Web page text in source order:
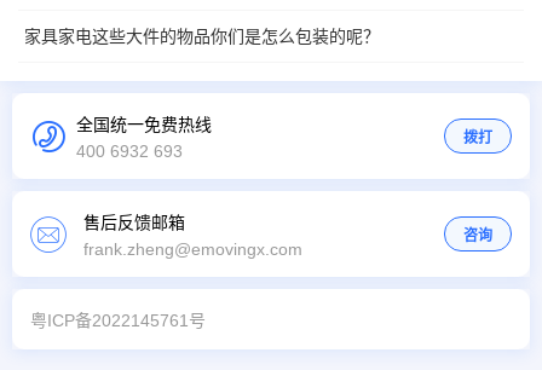
家具家电这些大件的物品你们是怎么包装的呢？
全国统一免费热线
400 6932 693
拨打
售后反馈邮箱
frank.zheng@emovingx.com
咨询
粤ICP备2022145761号